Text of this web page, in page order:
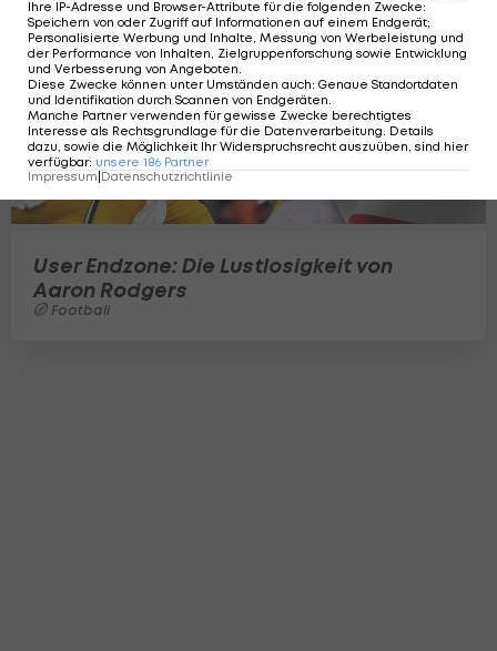
User Endzone: Die Lustlosigkeit von
Aaron Rodgers
Football
Ihre IP-Adresse und Browser-Attribute für die folgenden Zwecke:
Speichern von oder Zugriff auf Informationen auf einem Endgerät;
Personalisierte Werbung und Inhalte, Messung von Werbeleistung und
der Performance von Inhalten, Zielgruppenforschung sowie Entwicklung
und Verbesserung von Angeboten.
Diese Zwecke können unter Umständen auch: Genaue Standortdaten
und Identifikation durch Scannen von Endgeräten.
Manche Partner verwenden für gewisse Zwecke berechtigtes
Interesse als Rechtsgrundlage für die Datenverarbeitung. Details
dazu, sowie die Möglichkeit Ihr Widerspruchsrecht auszuüben, sind hier
verfügbar: unsere 186 Partner
Impressum Datenschutzrichtlinie